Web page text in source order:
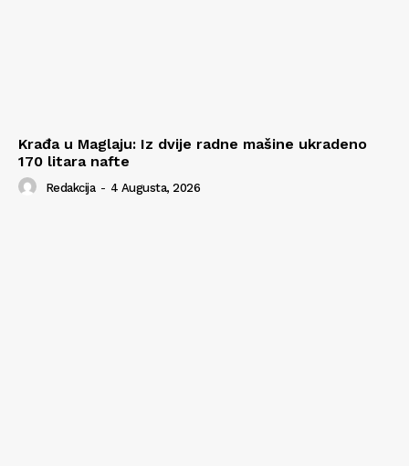
Krađa u Maglaju: Iz dvije radne mašine ukradeno
170 litara nafte
Redakcija - 4 Augusta, 2026